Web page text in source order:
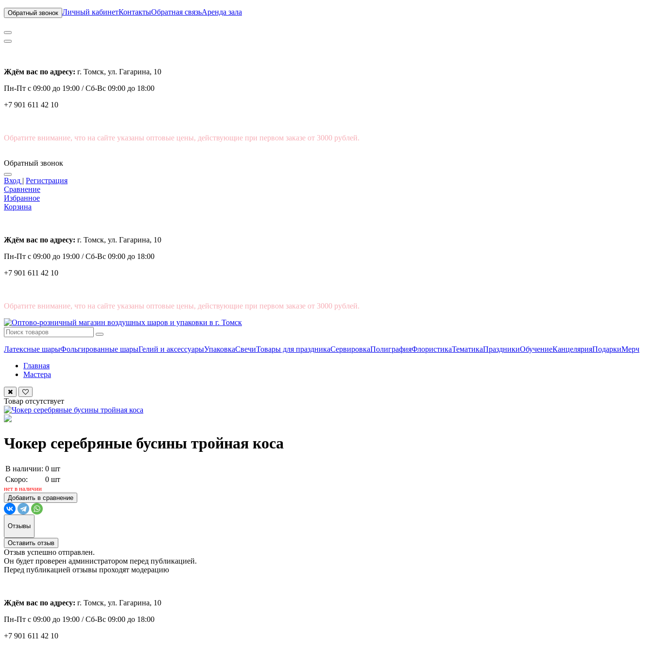
Обратный звонок Личный кабинетКонтактыОбратная связьАренда зала
Ждём вас по адресу: г. Томск, ул. Гагарина, 10
Пн-Пт с 09:00 до 19:00 /Сб-Вс 09:00 до 18:00
+7 901 611 42 10
Обратите внимание, что на сайте указаны оптовые цены, действующие при первом заказе от 3000 рублей.
Обратный звонок
Вход | Регистрация
Сравнение
Избранное
Корзина
Ждём вас по адресу: г. Томск, ул. Гагарина, 10
Пн-Пт с 09:00 до 19:00 /Сб-Вс 09:00 до 18:00
+7 901 611 42 10
Обратите внимание, что на сайте указаны оптовые цены, действующие при первом заказе от 3000 рублей.
Латексные шарыФольгированные шарыГелий и аксессуарыУпаковкаСвечиТовары для праздникаСервировкаПолиграфияФлористикаТематикаПраздникиОбучениеКанцелярияПодаркиМерч
Главная
Мастера
Товар отсутствует
Чокер серебряные бусины тройная коса
В наличии: 0 шт
Скоро:
0 шт
нет в наличии
Добавить в сравнение
Отзывы
Оставить отзыв
Отзыв успешно отправлен.
Он будет проверен администратором перед публикацией.
Перед публикацией отзывы проходят модерацию
Ждём вас по адресу: г. Томск, ул. Гагарина, 10
Пн-Пт с 09:00 до 19:00 /Сб-Вс 09:00 до 18:00
+7 901 611 42 10